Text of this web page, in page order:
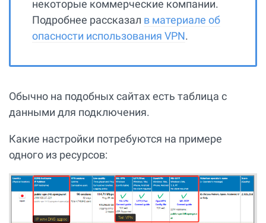
некоторые коммерческие компании.
Подробнее рассказал в материале об
опасности использования VPN.
Обычно на подобных сайтах есть таблица с
данными для подключения.
Какие настройки потребуются на примере
одного из ресурсов: